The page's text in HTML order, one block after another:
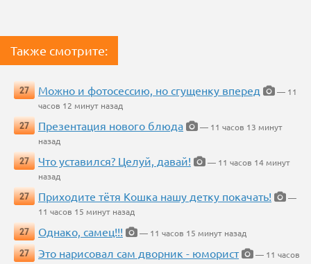
Также смотрите:
27 Можно и фотосессию, но сгущенку вперед
— 11
часов 12 минут назад
27
Презентация нового блюда
— 11 часов 13 минут
назад
27
Что уставился? Целуй, давай!
— 11 часов 14 минут
назад
27
Приходите тётя Кошка нашу детку покачать!
—
11 часов 15 минут назад
27
Однако, самец!!!
— 11 часов 15 минут назад
27
Это нарисовал сам дворник - юморист
— 11 часов